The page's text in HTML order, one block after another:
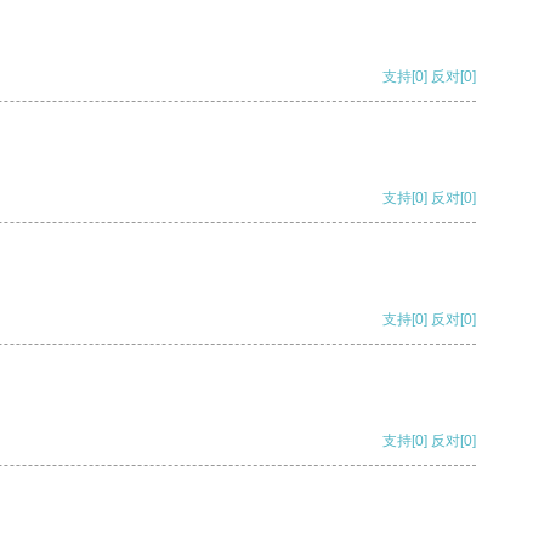
支持[0] 反对[0]
支持[0] 反对[0]
支持[0] 反对[0]
支持[0] 反对[0]